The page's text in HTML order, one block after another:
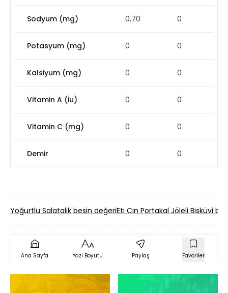
Sodyum (mg) 0,70 0
Potasyum (mg) 0 0
Kalsiyum (mg) 0 0
Vitamin A (iu) 0 0
Vitamin C (mg) 0 0
Demir 0 0
Yoğurtlu Salatalık besin değeriEti Cin Portakal Jöleli Bisküvi
Ana Sayfa Yazı Boyutu Paylaş Favoriler